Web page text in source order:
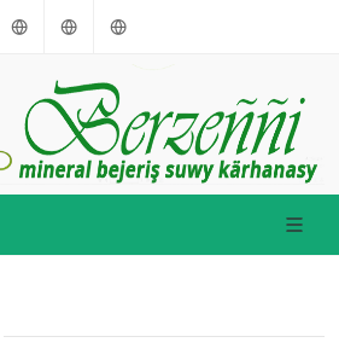
Türkmençe
English